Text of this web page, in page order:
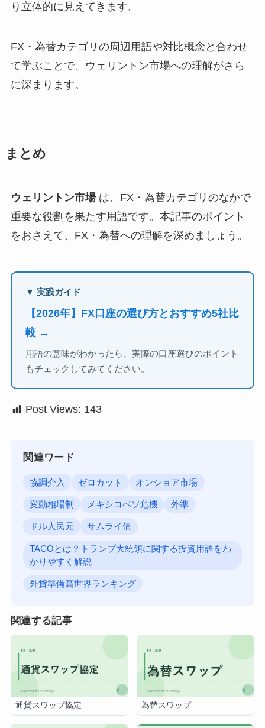
り立体的に見えてきます。
FX・為替カテゴリの周辺用語や対比概念と合わせ
て学ぶことで、ウェリントン市場への理解がさら
に深まります。
まとめ
ウェリントン市場は、FX・為替カテゴリのなかで
重要な役割を果たす用語です。本記事のポイント
をおさえて、FX・為替への理解を深めましょう。
▼ 実践ガイド
【2026年】FX口座の選び方とおすすめ5社比
較 →
用語の意味がわかったら、実際の口座選びのポイント
もチェックしてみてください。
Post Views: 143
関連ワード
協調介入 ゼロカット オンショア市場
変動相場制 メキシコペソ危機 外準
ドル人民元 サムライ債
TACOとは？トランプ大統領に関する投資用語をわ
かりやすく解説
外貨準備高世界ランキング
関連する記事
通貨スワップ協定 為替スワップ